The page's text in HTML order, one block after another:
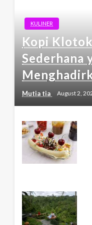
KULINER
Kopi
Sederhana
Mutia tia August 2,